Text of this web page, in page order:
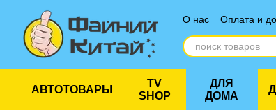
Перейти к основному контенту
О нас Оплата и
Отзывы о
АВТОТОВАРЫ
TV
SHOP
ДЛЯ
ДОМА